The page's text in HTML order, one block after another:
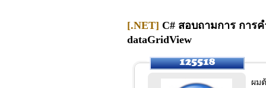
[.NET] C# สอบถามการ การค
dataGridView
ผม